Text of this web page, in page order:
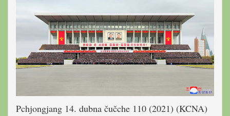
Pchjongjang 14. dubna čučche 110 (2021) (KCNA)